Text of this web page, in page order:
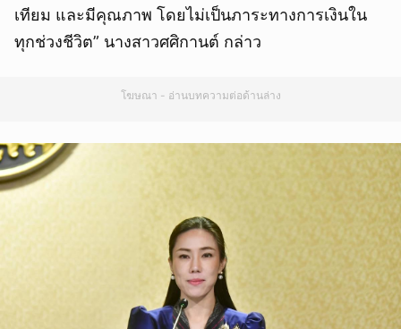
เทียม และมีคุณภาพ โดยไม่เป็นภาระทางการเงินใน
ทุกช่วงชีวิต” นางสาวศศิกานต์ กล่าว
โฆษณา - อ่านบทความต่อด้านล่าง